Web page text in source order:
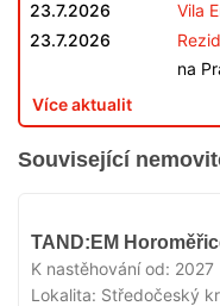
23.7.2026
Vila
23.7.2026
na
Více aktualit
Související
TAND:EM
K nastěhování od: 2027
Lokalita: Středočeský